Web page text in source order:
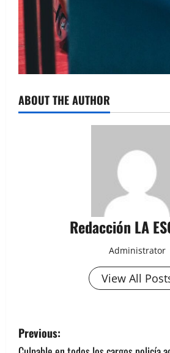
ABOUT THE AUTHOR
Redacción LA
Administrator
View All
P
Previous: